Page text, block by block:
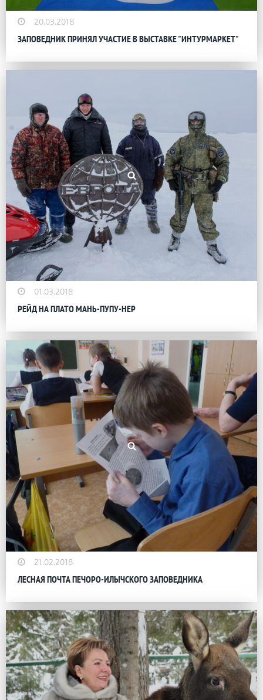
20.03.2018
ЗАПОВЕДНИК ПРИНЯЛ УЧАСТИЕ В ВЫСТАВКЕ "ИНТУРМАРКЕТ"
01.03.2018
РЕЙД НА ПЛАТО МАНЬ-ПУПУ-НЕР
21.02.2018
ЛЕСНАЯ ПОЧТА ПЕЧОРО-ИЛЫЧСКОГО ЗАПОВЕДНИКА